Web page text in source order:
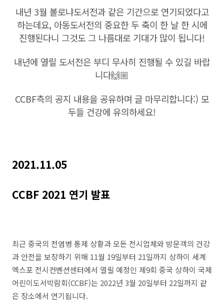
내년 3월 볼로냐도서전과 같은 기간으로 연기되었다고
하는데요, 아동도서전의 중요한 두 축이 한 날 한 시에
진행된다니 그것도 그 나름대로 기대가 많이 됩니다!
내년에 열릴 도서전은 부디 무사히 진행될 수 있길 바랍
니다🙌🏼
CCBF측의 공지 내용을 공유하며 글 마무리합니다:) 모
두들 건강에 유의하세요!
2021.11.05
CCBF 2021 연기 발표
최근 중국의 전염병 통제 상황과 모든 전시업체와 방문객의 건강
과 안전을 보장하기 위해 11월 19일부터 21일까지 상하이 세계
엑스포 전시컨벤션센터에서 열릴 예정인 제9회 중국 상하이 국제
어린이도서박람회(CCBF)는 2022년 3월 20일부터 22일까지 같
은 장소에서 연기됩니다.